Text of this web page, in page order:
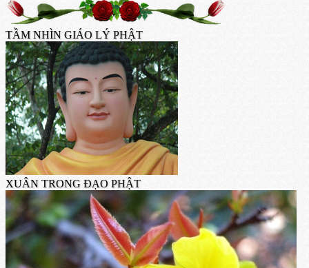
TẦM NHÌN GIÁO LÝ PHẬT
XUÂN TRONG ĐẠO PHẬT